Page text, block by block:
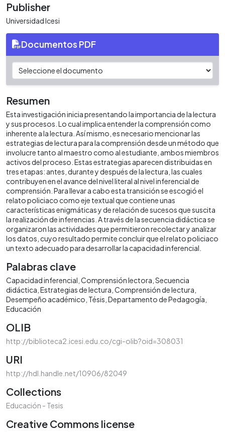
Publisher
Universidad Icesi
Documentos PDF
Resumen
Esta investigación inicia presentando la importancia de la lectura
y sus procesos. Lo cual implica entender la comprensión como
inherente a la lectura. Así mismo, es necesario mencionar las
estrategias de lectura para la comprensión desde un método que
involucre tanto al maestro como al estudiante, ambos miembros
activos del proceso. Estas estrategias aparecen distribuidas en
tres etapas: antes, durante y después de la lectura, las cuales
contribuyen en el avance del nivel literal al nivel inferencial de
comprensión. Para llevar a cabo esta transición se escogió el
relato policiaco como eje textual que contiene unas
características enigmáticas y de relación de sucesos que suscita
la realización de inferencias. A través de la secuencia didáctica se
organizaron las actividades que permitieron recolectar y analizar
los datos, cuyo resultado permite concluir que el relato policiaco
un texto adecuado para desarrollar la capacidad inferencial.
Palabras clave
Capacidad inferencial Comprensión lectora Secuencia
didáctica Estrategias de lectura Comprensión de lectura
Desempeño académico Tésis Departamento de Pedagogía
Educación
OLIB
http://biblioteca2.icesi.edu.co/cgi-olib?oid=308031
URI
http://hdl.handle.net/10906/82049
Collections
Educación - Tesis
Creative Commons license